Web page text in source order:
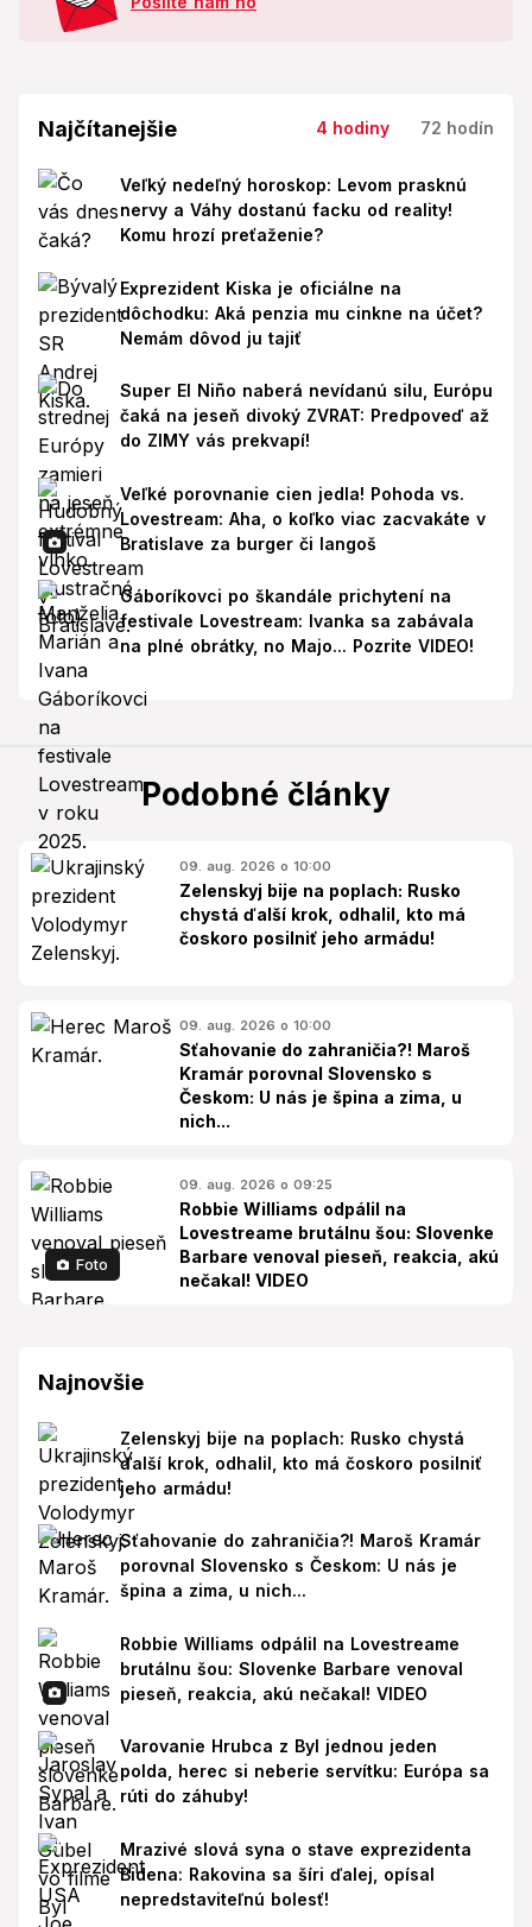
Najčítanejšie 4 hodiny 72 hodín
Veľký nedeľný horoskop: Levom prasknú
nervy a Váhy dostanú facku od reality!
Komu hrozí preťaženie?
Exprezident Kiska je oficiálne na
dôchodku: Aká penzia mu cinkne na účet?
Nemám dôvod ju tajiť
Super El Niño naberá nevídanú silu, Európu
čaká na jeseň divoký ZVRAT: Predpoveď až
do ZIMY vás prekvapí!
Veľké porovnanie cien jedla! Pohoda vs.
Lovestream: Aha, o koľko viac zacvakáte v
Bratislave za burger či langoš
Gáboríkovci po škandále prichytení na
festivale Lovestream: Ivanka sa zabávala
na plné obrátky, no Majo... Pozrite VIDEO!
Podobné články
09. aug. 2026 o 10:00
Zelenskyj bije na poplach: Rusko
chystá ďalší krok, odhalil, kto má
čoskoro posilniť jeho armádu!
09. aug. 2026 o 10:00
Sťahovanie do zahraničia?! Maroš
Kramár porovnal Slovensko s
Českom: U nás je špina a zima, u
nich...
Foto
09. aug. 2026 o 09:25
Robbie Williams odpálil na
Lovestreame brutálnu šou: Slovenke
Barbare venoval pieseň, reakcia, akú
nečakal! VIDEO
Najnovšie
Zelenskyj bije na poplach: Rusko chystá
ďalší krok, odhalil, kto má čoskoro posilniť
jeho armádu!
Sťahovanie do zahraničia?! Maroš Kramár
porovnal Slovensko s Českom: U nás je
špina a zima, u nich...
Robbie Williams odpálil na Lovestreame
brutálnu šou: Slovenke Barbare venoval
pieseň, reakcia, akú nečakal! VIDEO
Varovanie Hrubca z Byl jednou jeden
polda, herec si neberie servítku: Európa sa
rúti do záhuby!
Mrazivé slová syna o stave exprezidenta
Bidena: Rakovina sa šíri ďalej, opísal
nepredstaviteľnú bolesť!